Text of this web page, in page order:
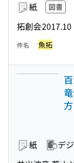
紙 図書
拓創会2017.10
件名 魚拓
紙 デ